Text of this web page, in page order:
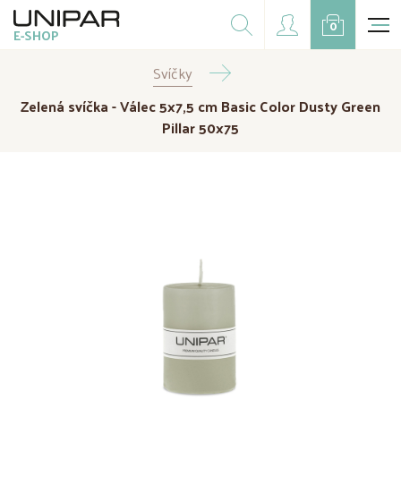
E-SHOP
Dárkové balíčky
Doplňky
Doprodej
CZK EUR
0
Svíčky
Zelená svíčka - Válec 5x7,5 cm Basic Color Dusty Green
Pillar 50x75